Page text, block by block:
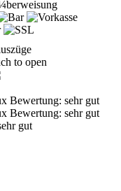
to open